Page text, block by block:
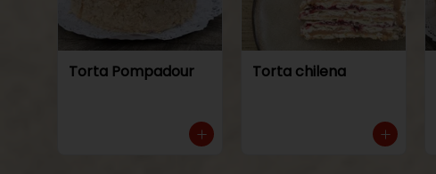
Torta Pompadour Torta chilena